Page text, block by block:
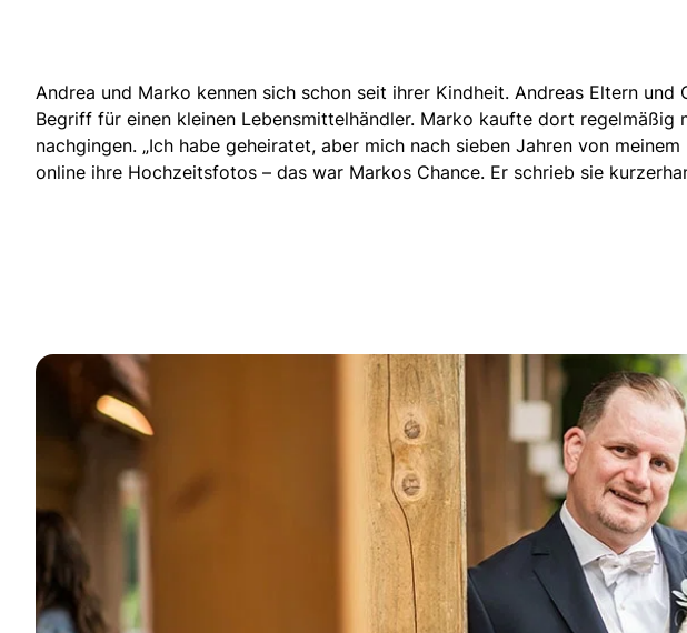
Andrea und Marko kennen sich schon seit ihrer Kindheit. Andreas Eltern
Begriff für einen kleinen Lebensmittelhändler. Marko kaufte dort
nachgingen. „Ich habe geheiratet, aber mich nach sieben Jahren von
online ihre Hochzeitsfotos – das war Markos Chance. Er schrieb sie